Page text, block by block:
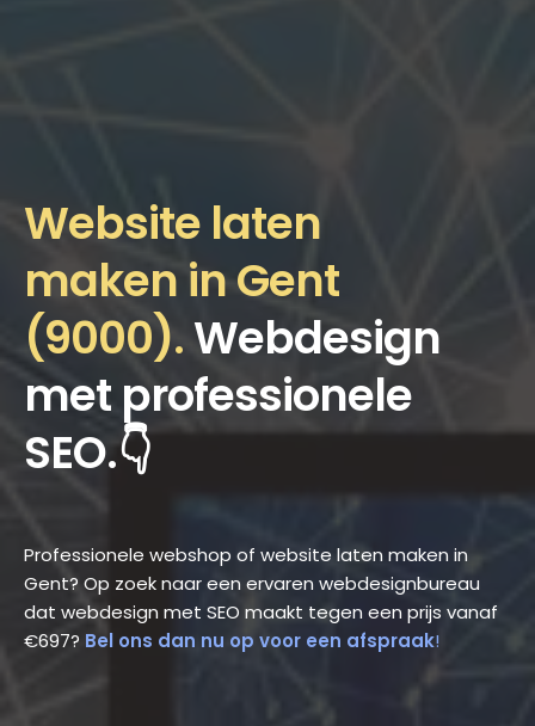
Website laten
maken in Gent
(9000).Webdesign
met professionele
SEO.👇
Professionele webshop of website laten maken in
Gent? Op zoek naar een ervaren webdesignbureau
dat webdesign met SEO maakt tegen een prijs vanaf
€697? Bel ons dan nu op voor een afspraak!